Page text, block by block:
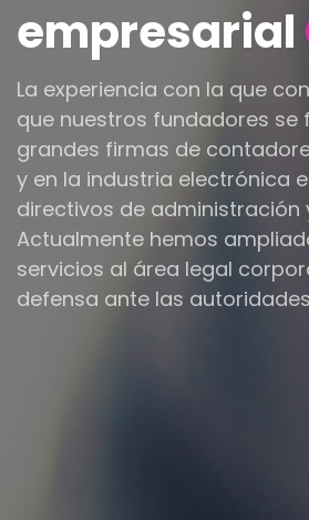
empresarial
La experiencia con la que
que nuestros fundadores se
grandes firmas de
y en la industria electrónica
directivos de administración
Actualmente hemos
servicios al área legal
defensa ante las